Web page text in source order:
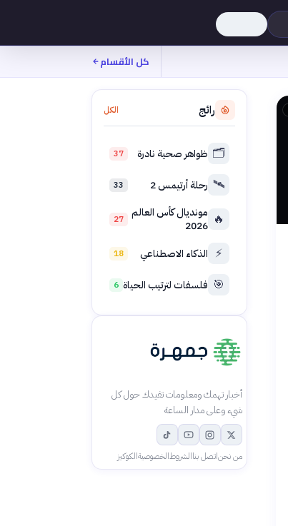
كل الأقسام
رائج الكل
🗂️ ظواهر صحية نادرة 37
🛰️ رحلة أرتيمس 2 33
🔥 مونديال كأس العالم
2026
27
⚡ الذكاء الاصطناعي 18
🎯 فلسفات لترتيب الحياة 6
أخبار تهمك ومعلومات تفيدك حول كل
شيء وعلى مدار الساعة
من نحناتصل بناالشروطالخصوصيةالكوكيز